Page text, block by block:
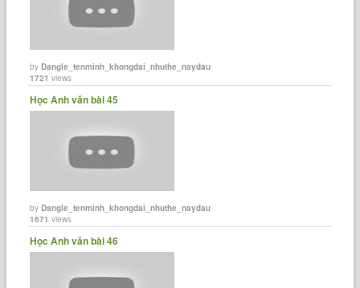
byDangle_tenminh_khongdai_nhuthe_naydau
1721 views
Học Anh văn bài 45
byDangle_tenminh_khongdai_nhuthe_naydau
1671 views
Học Anh văn bài 46